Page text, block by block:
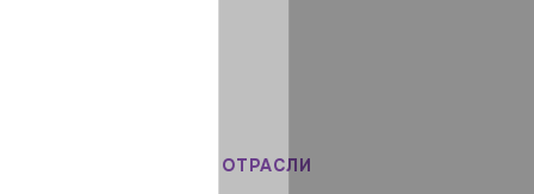
ОТРАСЛИ